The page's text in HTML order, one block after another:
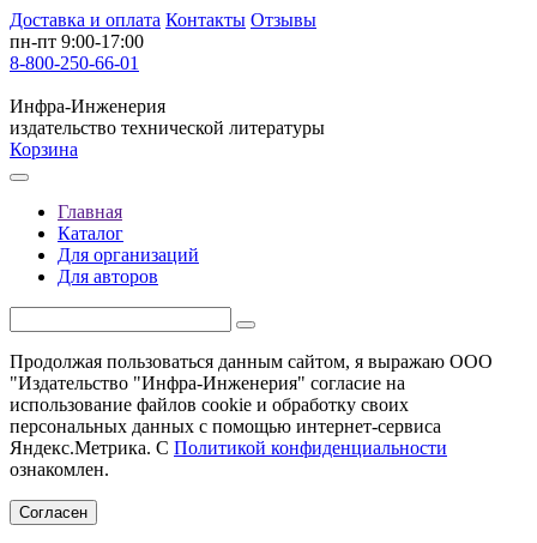
Доставка и оплата Контакты Отзывы
пн-пт 9:00-17:00
8-800-250-66-01
Инфра-Инженерия
издательство технической литературы
Корзина
Главная
Каталог
Для организаций
Для авторов
Продолжая пользоваться данным сайтом, я выражаю ООО
"Издательство "Инфра-Инженерия" согласие на
использование файлов cookie и обработку своих
персональных данных с помощью интернет-сервиса
Яндекс.Метрика. С Политикой конфиденциальности
ознакомлен.
Согласен